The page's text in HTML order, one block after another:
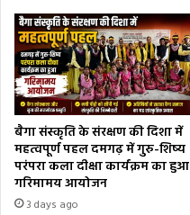
बैगा संस्कृति के संरक्षण की दिशा में
महत्वपूर्ण पहल दमगढ़ में गुरु-शिष्य
परंपरा कला दीक्षा कार्यक्रम का हुआ
गरिमामय आयोजन
3 days ago